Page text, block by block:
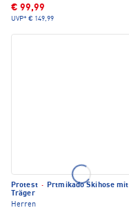
€ 99,99
UVP* € 149,99
Protest · Prtmikado Skihose mit
Träger
Herren